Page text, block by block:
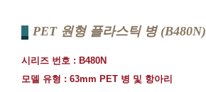
PET 원형 플라스틱 병 (B480N)
시리즈 번호 : B480N
모델 유형 : 63mm PET 병 및 항아리